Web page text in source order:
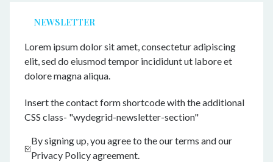
NEWSLETTER
Lorem ipsum dolor sit amet, consectetur adipiscing
elit, sed do eiusmod tempor incididunt ut labore et
dolore magna aliqua.
Insert the contact form shortcode with the additional
CSS class- "wydegrid-newsletter-section"
By signing up, you agree to the our terms and our
Privacy Policy agreement.